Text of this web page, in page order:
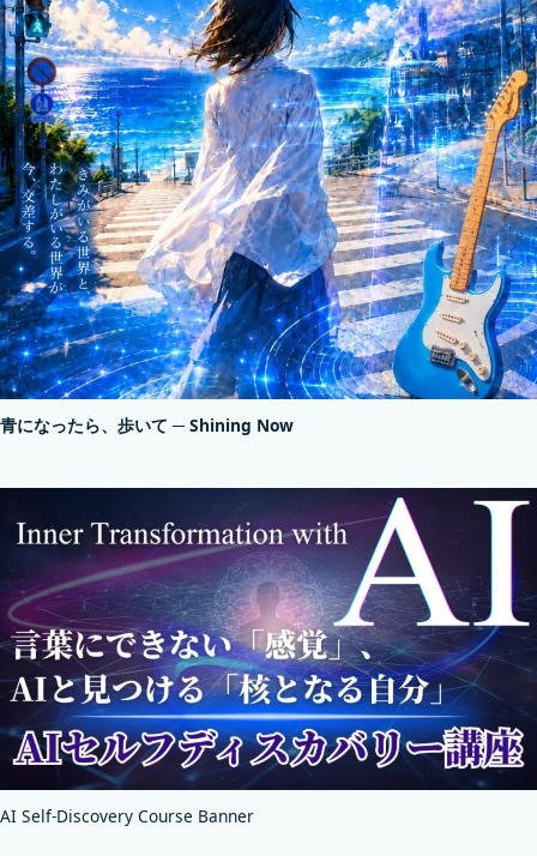
青になったら、歩いて ─ Shining Now
AI Self-Discovery Course Banner